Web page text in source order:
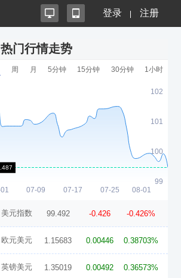
登录 注册
热门行情走势
周 月 5分钟 15分钟 30分钟 1小时
美元指数 99.492 -0.426 -0.426%
欧元美元 1.15683 0.00446 0.38703%
英镑美元 1.35019 0.00492 0.36573%